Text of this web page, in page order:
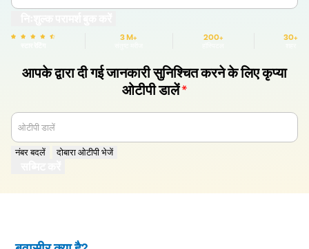
3 M+ 200+ 30+
आपके द्वारा दी गई जानकारी सुनिश्चित करने के लिए कृप्या
ओटीपी डालें*
ओटीपी डालें
नंबर बदलें दोबारा ओटीपी भेजें